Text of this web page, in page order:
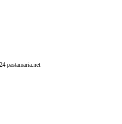
pastamaria.net